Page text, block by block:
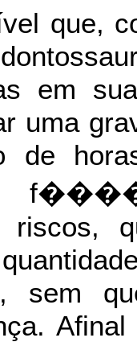
que,
em
uma
de
riscos,
sem